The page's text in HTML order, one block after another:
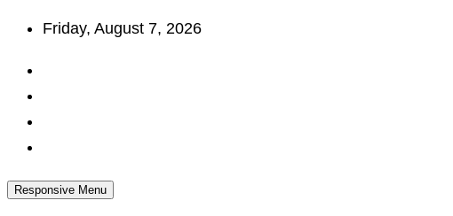
Skip
content
Friday, August 7, 2026
Responsive Menu